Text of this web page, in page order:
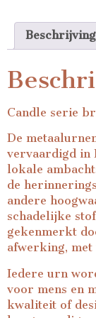
Beschrijving
Candle serie
De
vervaardigd in
lokale
de
andere
schadelijke
gekenmerkt
afwerking,
Iedere urn
voor mens en
kwaliteit of